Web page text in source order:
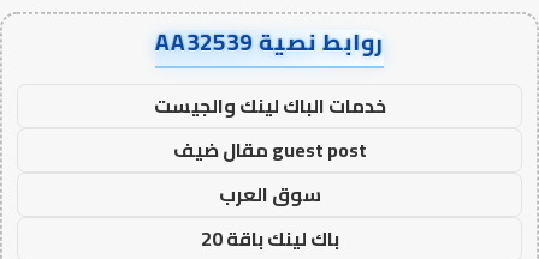
روابط نصية AA32539
خدمات الباك لينك والجيست
guest post مقال ضيف
سوق العرب
باك لينك باقة 20